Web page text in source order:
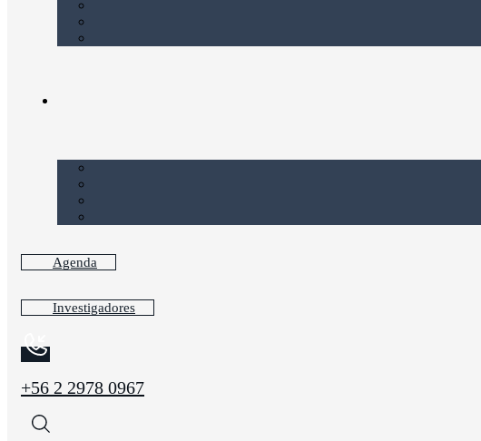
Agenda
Investigadores
+56 2 2978 0967